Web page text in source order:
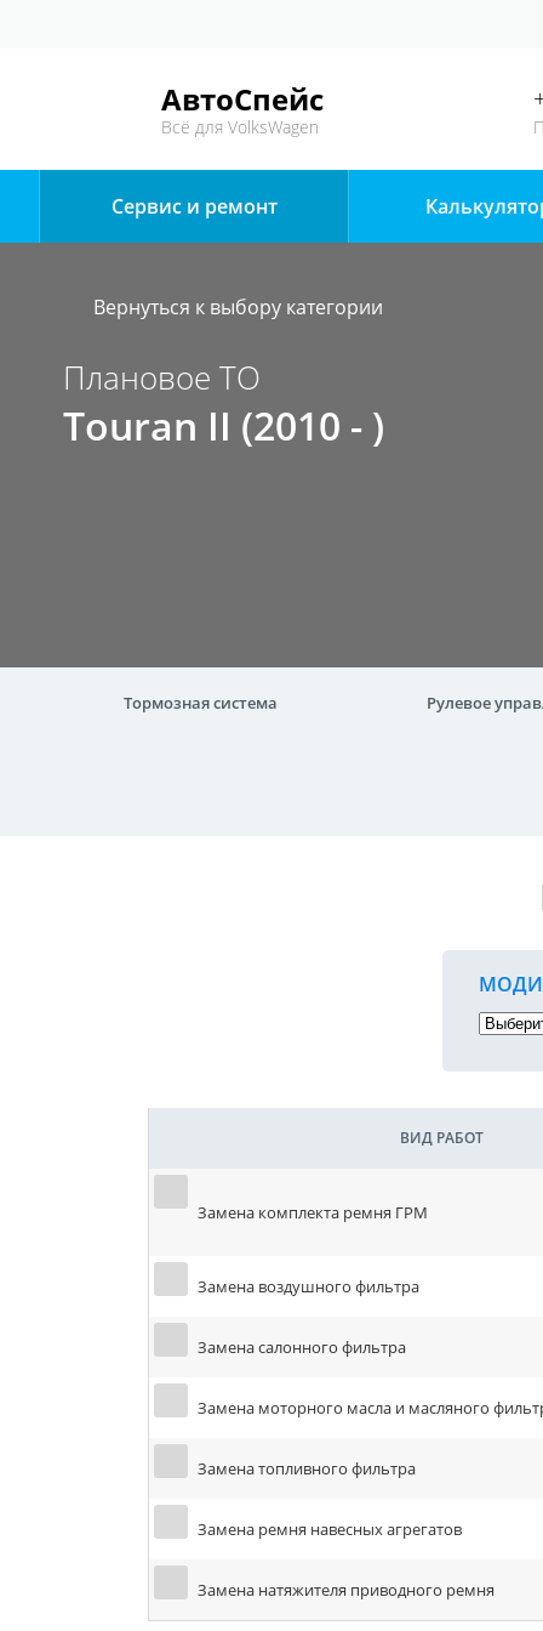
АвтоСпейс
Всё для VolksWagen
Сервис и ремонт
Вернуться к выбору категории
Плановое ТО
Touran II (2010 - )
Тормозная система Рулевое
ВИД РАБОТ
Замена комплекта ремня ГРМ
Замена воздушного фильтра
Замена салонного фильтра
Замена моторного масла и масляного
Замена топливного фильтра
Замена ремня навесных агрегатов
Замена натяжителя приводного ремня